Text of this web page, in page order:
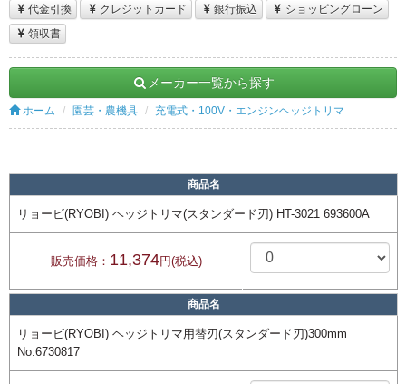
代金引換
クレジットカード 銀行振込
ショッピングローン
領収書
メーカー一覧から探す
ホーム 園芸・農機具 充電式・100V・エンジンヘッジトリマ
商品名
リョービ(RYOBI) ヘッジトリマ(スタンダード刃) HT-3021 693600A
販売価格： 11,374円(税込)
商品名
リョービ(RYOBI) ヘッジトリマ用替刃(スタンダード刃)300mm
No.6730817